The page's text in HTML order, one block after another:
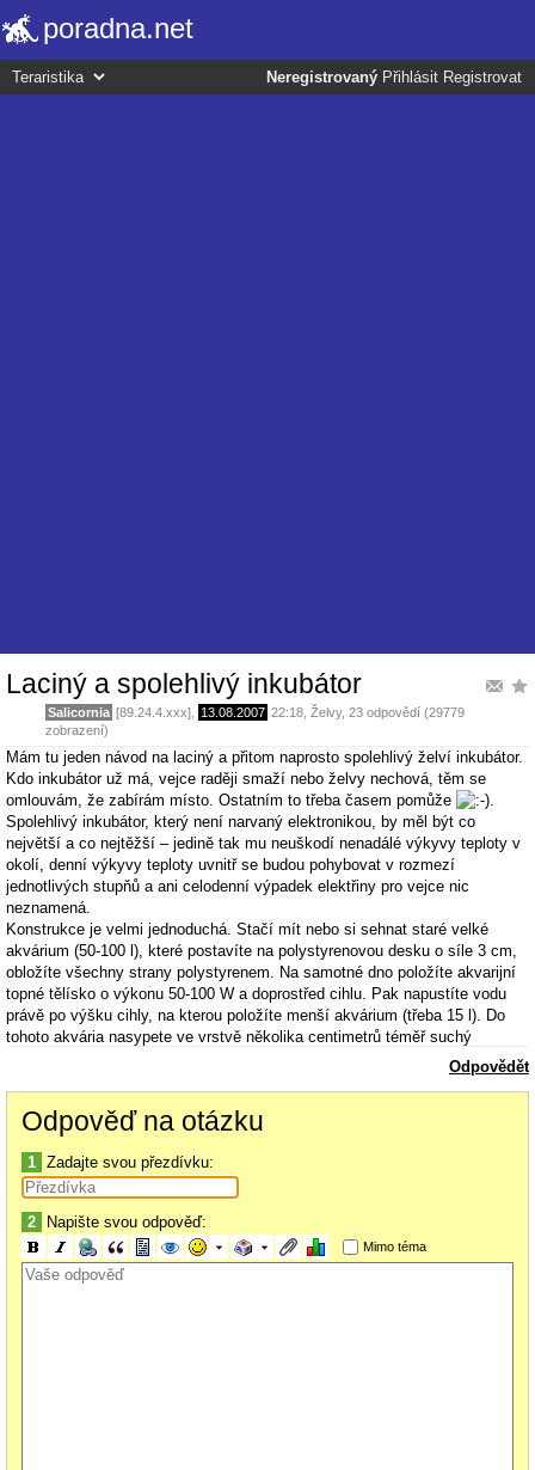
poradna.net
Neregistrovaný Přihlásit Registrovat
Laciný a spolehlivý inkubátor
Salicornia [89.24.4.xxx], 13.08.2007 22:18 Želvy, 23 odpovědí (29779
zobrazení)
Mám tu jeden návod na laciný a přitom naprosto spolehlivý želví inkubátor.
Kdo inkubátor už má, vejce raději smaží nebo želvy nechová, těm se
omlouvám, že zabírám místo. Ostatním to třeba časem pomůže
.
Spolehlivý inkubátor, který není narvaný elektronikou, by měl být co
největší a co nejtěžší – jedině tak mu neuškodí nenadálé výkyvy teploty v
okolí, denní výkyvy teploty uvnitř se budou pohybovat v rozmezí
jednotlivých stupňů a ani celodenní výpadek elektřiny pro vejce nic
neznamená.
Konstrukce je velmi jednoduchá. Stačí mít nebo si sehnat staré velké
akvárium (50-100 l), které postavíte na polystyrenovou desku o síle 3 cm,
obložíte všechny strany polystyrenem. Na samotné dno položíte akvarijní
topné tělísko o výkonu 50-100 W a doprostřed cihlu. Pak napustíte vodu
právě po výšku cihly, na kterou položíte menší akvárium (třeba 15 l). Do
tohoto akvária nasypete ve vrstvě několika centimetrů téměř suchý
vermikulit nebo jiný vzdušný substrát, vajíčka stačí přikrýt mechem nebo
toaletním papírem. Akvárium zakryjete krycím sklem překrytým silným
asi 2-3 mm. Polystyren položený na skle zabraňuje prochladnutí skla a
Odpovědět
Odpověď na otázku
1 Zadajte svou přezdívku:
2 Napište svou odpověď:
Mimo téma